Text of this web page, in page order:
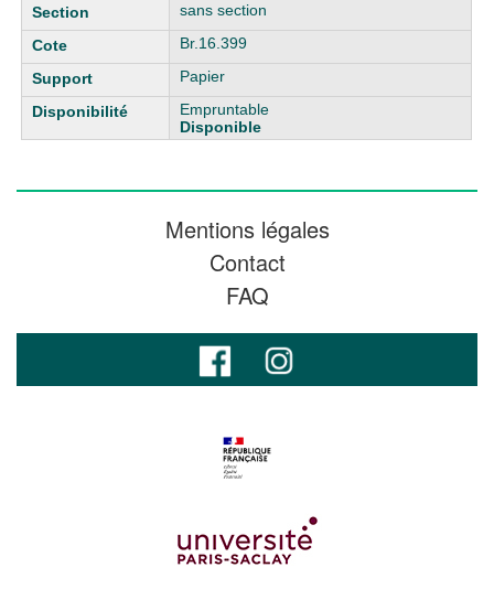
sans section
Br.16.399
Papier
Empruntable
Disponible
Mentions légales
Contact
FAQ